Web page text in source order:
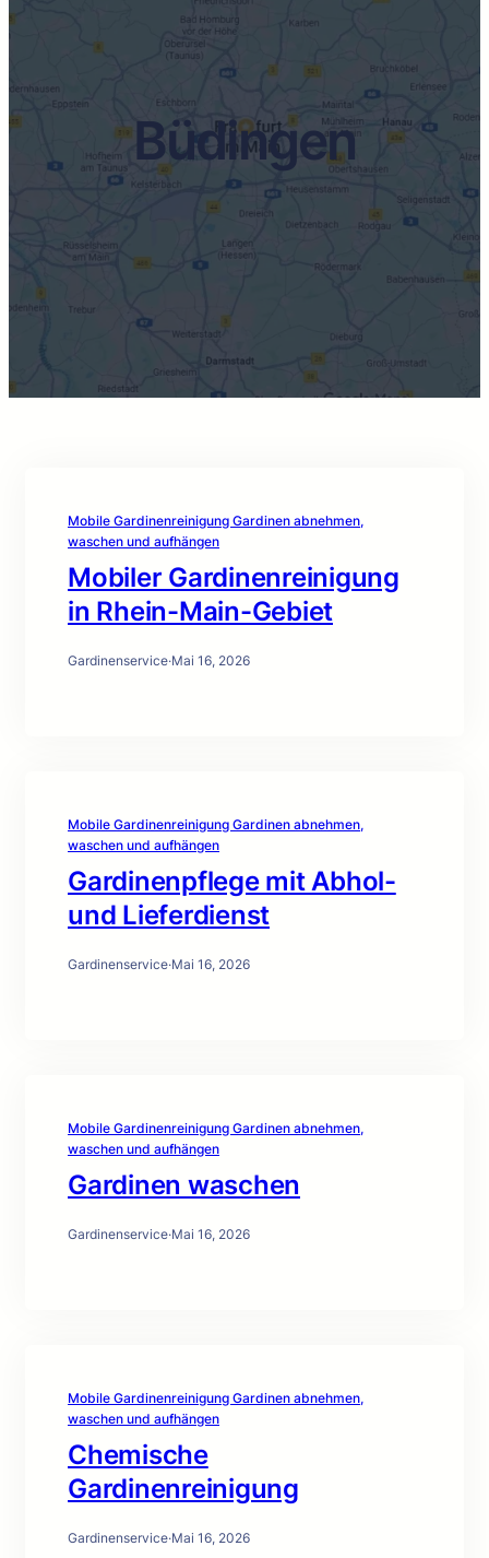
Büdingen
Mobile Gardinenreinigung Gardinen abnehmen,
waschen und aufhängen
Mobiler Gardinenreinigung
in Rhein-Main-Gebiet
Gardinenservice·Mai 16, 2026
Mobile Gardinenreinigung Gardinen abnehmen,
waschen und aufhängen
Gardinenpflege mit Abhol-
und Lieferdienst
Gardinenservice·Mai 16, 2026
Mobile Gardinenreinigung Gardinen abnehmen,
waschen und aufhängen
Gardinen waschen
Gardinenservice·Mai 16, 2026
Mobile Gardinenreinigung Gardinen abnehmen,
waschen und aufhängen
Chemische
Gardinenreinigung
Gardinenservice·Mai 16, 2026